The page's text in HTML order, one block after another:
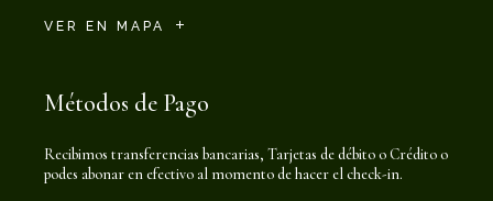
VER EN MAPA
Métodos de Pago
Recibimos transferencias bancarias, Tarjetas de débito o Crédito o
podes abonar en efectivo al momento de hacer el check-in.